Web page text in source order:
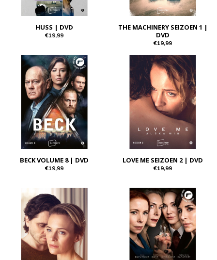
HUSS | DVD
€19,99
THE MACHINERY SEIZOEN 1 |
DVD
€19,99
BECK VOLUME 8 | DVD
€19,99
LOVE ME SEIZOEN 2 | DVD
€19,99